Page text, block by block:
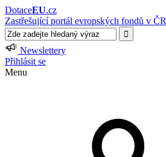
DotaceEU.cz
Zastřešující portál evropských fondů v ČR
Newslettery
Přihlásit se
Menu